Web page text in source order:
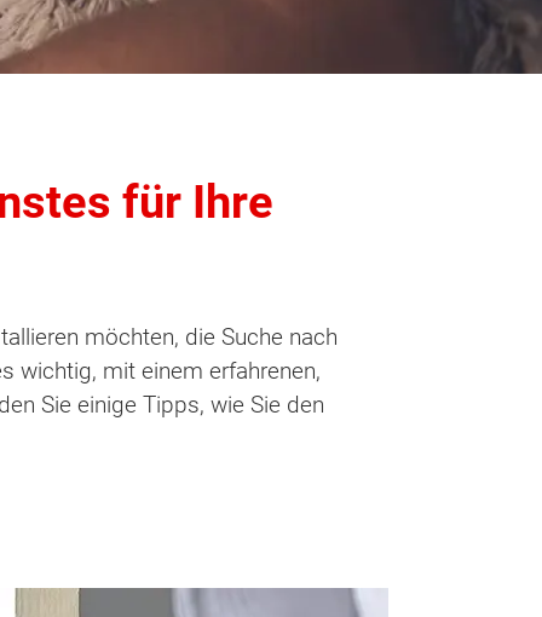
für Ihre
möchten, die Suche nach
wichtig, mit einem erfahrenen,
Sie einige Tipps, wie Sie den